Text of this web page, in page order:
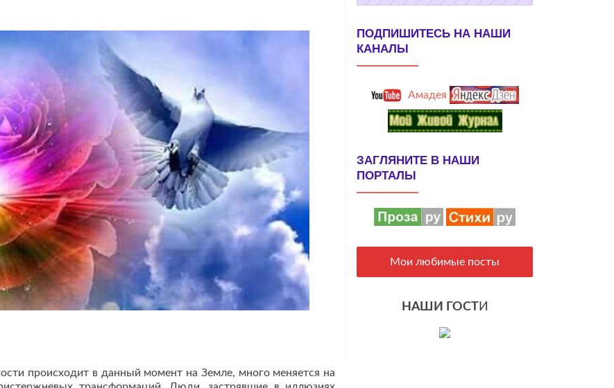
происходит в данный момент на Земле, много меняется на
ПОДПИШИТЕСЬ НА НАШИ
КАНАЛЫ
Амадея
ЗАГЛЯНИТЕ В НАШИ
ПОРТАЛЫ
Мои любимые посты
НАШИ ГОСТИ